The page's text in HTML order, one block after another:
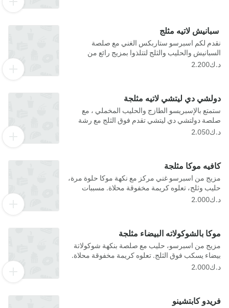
سبانيش لاتيه مثلج
نقدم لكم اسبرسو ستاربكس الغني مع صلصة
السبانيش والحليب والثلج لتتلذوا بمزيج رائع من
النكهات الحلوة. مسببات الحساسية- صويا, حليب
دولشي دي ليتشي لاتيه مثلجة
ستمتع بالإسبريسو الطازج والحليب المخملي ، مع
صلصة دولتشي دي ليتشي تقدم فوق الثلج مع رشة
من الكراميل
كافيه موكا مثلجة
مزيج من اسبرسو غني مركز مع نكهة موكا حلوة مرة،
حليب وثلج، تعلوه كريمة مخفوقة محلاة. مسببات
الحساسية- صويا, حليب, جلوتين, جوز عين الجمل,
موكا بالشوكولاته البيضاء مثلجة
مزيج من اسبرسو، حليب مع صلصة بنكهة شوكولاتة
بيضاء يسكب فوق الثلج. تعلوه كريمة مخفوقة محلاة.
مسببات الحساسية- صويا, حليب, جلوتين, جوز عين
فريدو كابتشينو